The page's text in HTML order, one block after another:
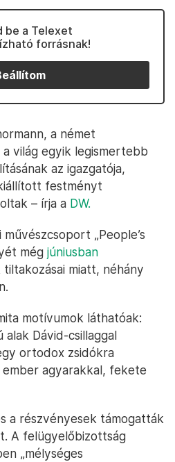
be a Telexet
forrásnak!
a német
világ egyik legismertebb
az igazgatója,
festményt
– írja a DW.
„People’s
még júniusban
tiltakozásai miatt, néhány
motívumok láthatóak:
alak Dávid-csillaggal
ortodox zsidókra
agyarakkal, fekete
a részvényesek támogatták
A felügyelőbizottság
„mélységes